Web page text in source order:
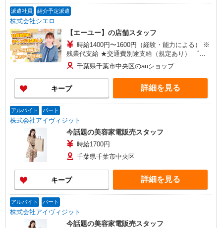
派遣社員 紹介予定派遣
株式会社シエロ
【エーユー】の店舗スタッフ
時給1400円〜1600円（経験・能力による） ※
残業代支給 ★交通費別途支給（規定あり） ゜
+゜・。○。・゜+゜・。○。・゜+゜ 入社祝い金10
万円支給(規定有) お友達を紹介頂くと, インセンテ
ィブ支給(規定有) ★月2回払い・週払い可能（規程
有）★ ゜・。○。・゜+゜・。○。・゜+゜
千葉県千葉市中央区のauショップ
キープ 詳細を見る
アルバイト パート
株式会社アイヴィジット
今話題の美容家電販売スタッフ
時給1700円
千葉県千葉市中央区
キープ 詳細を見る
アルバイト パート
株式会社アイヴィジット
今話題の美容家電販売スタッフ